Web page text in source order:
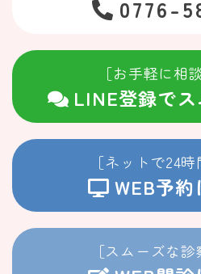
0776-
［お手軽に相
LINE登録で
［ネットで24時
WEB予約
［スムーズな診